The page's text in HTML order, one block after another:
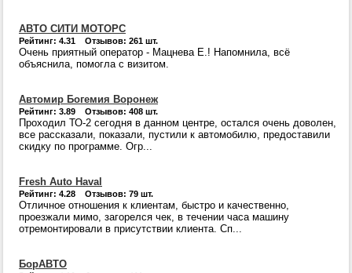
АВТО СИТИ МОТОРС
Рейтинг: 4.31 Отзывов: 261 шт.
Очень приятный оператор - Мацнева Е.! Напомнила, всё
объяснила, помогла с визитом.
Автомир Богемия Воронеж
Рейтинг: 3.89 Отзывов: 408 шт.
Проходил ТО-2 сегодня в данном центре, остался очень доволен,
все рассказали, показали, пустили к автомобилю, предоставили
скидку по программе. Огр...
Fresh Auto Haval
Рейтинг: 4.28 Отзывов: 79 шт.
Отличное отношения к клиентам, быстро и качественно,
проезжали мимо, загорелся чек, в течении часа машину
отремонтировали в присутствии клиента. Сп...
БорАВТО